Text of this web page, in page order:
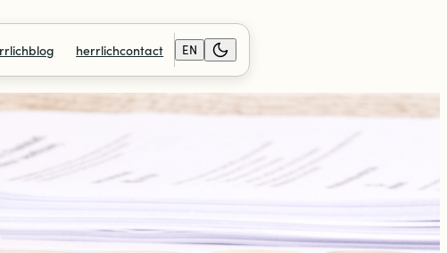
herrlichcontact EN